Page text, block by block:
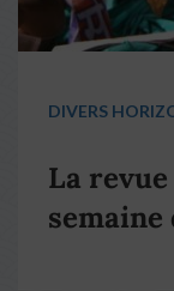
DIVERS
La revue
semaine